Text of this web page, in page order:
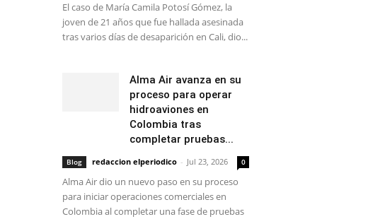
El caso de María Camila Potosí Gómez, la
joven de 21 años que fue hallada asesinada
tras varios días de desaparición en Cali, dio...
Alma Air avanza en su
proceso para operar
hidroaviones en
Colombia tras
completar pruebas...
Blog redaccion elperiodico - Jul 23, 2026 0
Alma Air dio un nuevo paso en su proceso
para iniciar operaciones comerciales en
Colombia al completar una fase de pruebas